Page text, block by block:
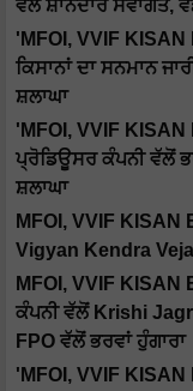
ਵੱਲੋਂ ਸ਼ਾਨਦਾਰ ਸਵਾਗਤ,
'MFOI, VVIF
ਕਿਸਾਨਾਂ ਦਾ ਸਨਮਾਨ
ਸ਼ਲਾਘਾ
'MFOI, VVIF
ਪ੍ਰੋਡਿਊਸਰ ਕੰਪਨੀ ਵੱਲੋਂ
ਸ਼ਲਾਘਾ
MFOI, VVIF
Vigyan Kendra
MFOI, VVIF
ਕੰਪਨੀ ਵੱਲੋਂ Krishi
FPO ਵੱਲੋਂ ਭਰਵਾਂ ਹੁੰਗਾਰਾ
'MFOI, VVIF